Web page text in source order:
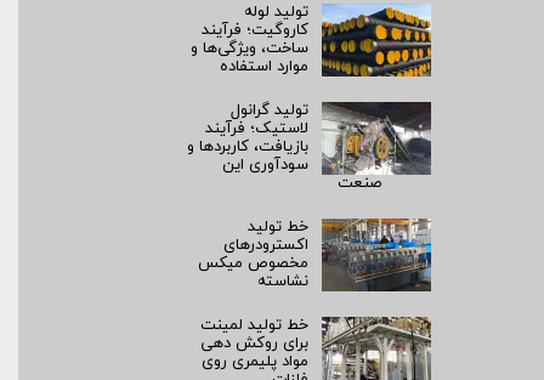
تولید لوله
کاروگیت؛ فرآیند
ساخت، ویژگی‌ها و
موارد استفاده
تولید گرانول
لاستیک؛ فرآیند
بازیافت، کاربردها و
سودآوری این
صنعت
خط تولید
اکسترودرهای
مخصوص میکس
نشاسته
خط تولید لمینت
برای روکش‌ دهی
مواد پلیمری روی